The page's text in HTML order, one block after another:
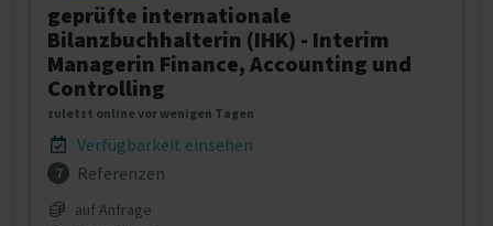
geprüfte internationale
Bilanzbuchhalterin (IHK) - Interim
Managerin Finance, Accounting und
Controlling
zuletzt online vor wenigen Tagen
Verfügbarkeit einsehen
7 Referenzen
auf Anfrage